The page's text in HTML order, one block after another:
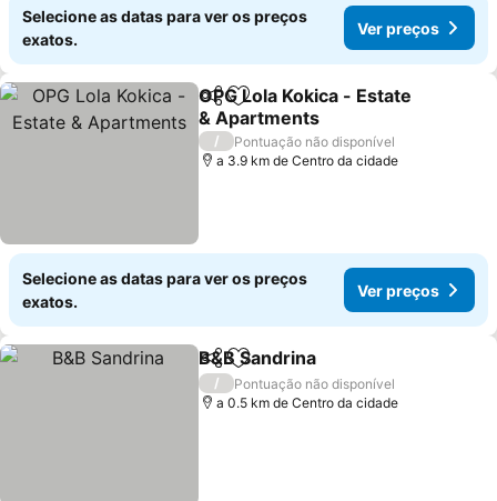
Selecione as datas para ver os preços
exatos.
Ver preços
PartilharAdicionar aos favoritos
OPG Lola Kokica - Estate
& Apartments
/
Pontuação não disponível
a 3.9 km de Centro da cidade
Selecione as datas para ver os preços
exatos.
Ver preços
PartilharAdicionar aos favoritos
B&B Sandrina
/
Pontuação não disponível
a 0.5 km de Centro da cidade